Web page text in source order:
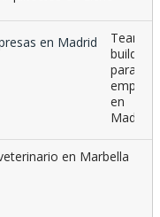
Team
building
para
empresas
en
Madrid
en Marbella